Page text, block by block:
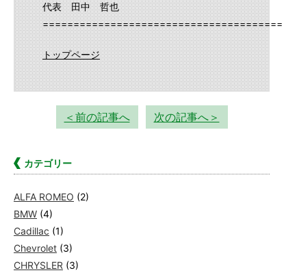
代表 田中 哲也
トップページ
＜前の記事へ 次の記事へ＞
カテゴリー
ALFA ROMEO (2)
BMW (4)
Cadillac (1)
Chevrolet (3)
CHRYSLER (3)